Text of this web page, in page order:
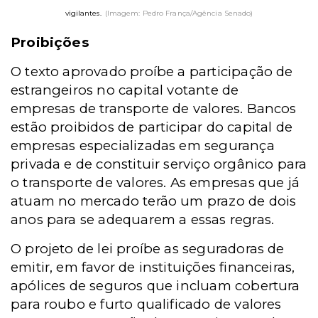
vigilantes.
(Imagem: Pedro França/Agência Senado)
Proibições
O texto aprovado proíbe a participação de
estrangeiros no capital votante de
empresas de transporte de valores. Bancos
estão proibidos de participar do capital de
empresas especializadas em segurança
privada e de constituir serviço orgânico para
o transporte de valores. As empresas que já
atuam no mercado terão um prazo de dois
anos para se adequarem a essas regras.
O projeto de lei proíbe as seguradoras de
emitir, em favor de instituições financeiras,
apólices de seguros que incluam cobertura
para roubo e furto qualificado de valores